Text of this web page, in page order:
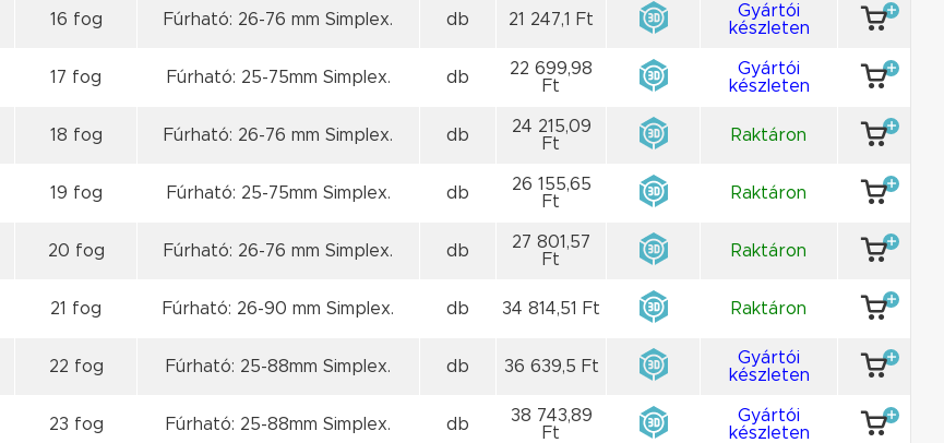
16 fog Fúrható: 26-76 mm Simplex. db 21 247,1 Ft
Gyártói
készleten
17 fog Fúrható: 25-75mm Simplex. db
22 699,98
Ft
Gyártói
készleten
18 fog Fúrható: 26-76 mm Simplex. db
24 215,09
Ft
Raktáron
19 fog Fúrható: 25-75mm Simplex. db
26 155,65
Ft
Raktáron
20 fog Fúrható: 26-76 mm Simplex. db
27 801,57
Ft
Raktáron
21 fog Fúrható: 26-90 mm Simplex. db 34 814,51 Ft Raktáron
22 fog Fúrható: 25-88mm Simplex. db 36 639,5 Ft
Gyártói
készleten
23 fog Fúrható: 25-88mm Simplex. db
38 743,89
Ft
Gyártói
készleten